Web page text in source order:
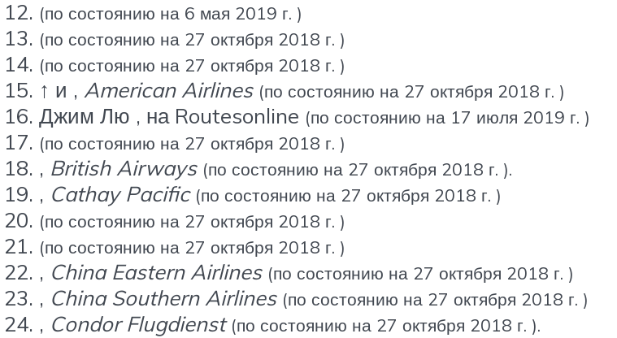
(по состоянию на 6 мая 2019 г. )
(по состоянию на 27 октября 2018 г. )
(по состоянию на 27 октября 2018 г. )
↑ и , American Airlines (по состоянию на 27 октября 2018 г. )
Джим Лю , на Routesonline (по состоянию на 17 июля 2019 г. )
(по состоянию на 27 октября 2018 г. )
, British Airways (по состоянию на 27 октября 2018 г. ).
, Cathay Pacific (по состоянию на 27 октября 2018 г. )
(по состоянию на 27 октября 2018 г. )
(по состоянию на 27 октября 2018 г. )
, China Eastern Airlines (по состоянию на 27 октября 2018 г. )
, China Southern Airlines (по состоянию на 27 октября 2018 г. )
, Condor Flugdienst (по состоянию на 27 октября 2018 г. ).